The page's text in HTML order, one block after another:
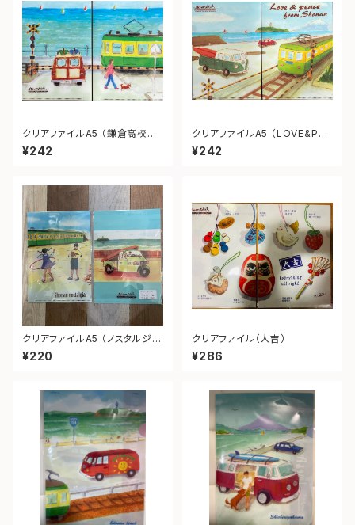
クリアファイルA5 （鎌倉高校前
踏切）
¥242
クリアファイルA5 （LOVE&PEA
CE from SHONAN）
¥242
クリアファイルA5 （ノスタルジ
ア）
¥220
クリアファイル（大吉）
¥286